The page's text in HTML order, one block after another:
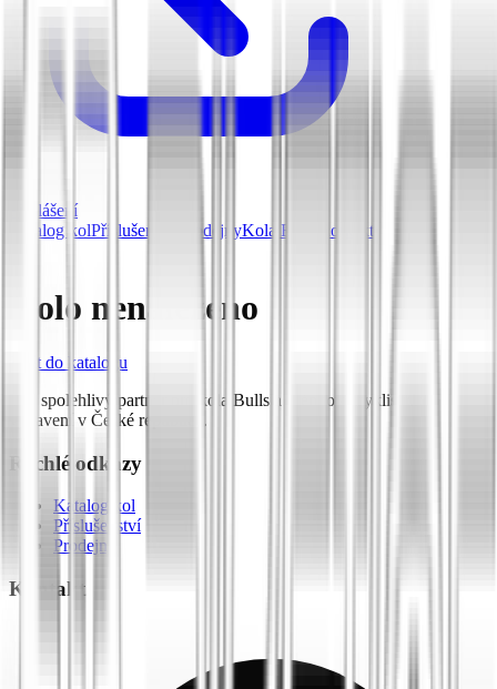
Přihlášení
Katalog kolPříslušenství ProdejnyKola Bulls Kontakt
Kolo nenalezeno
Zpět do katalogu
Váš spolehlivý partner pro kola Bulls a prémiové cyklistické
vybavení v České republice.
Rychlé odkazy
Katalog kol
Příslušenství
Prodejny
Kontakt